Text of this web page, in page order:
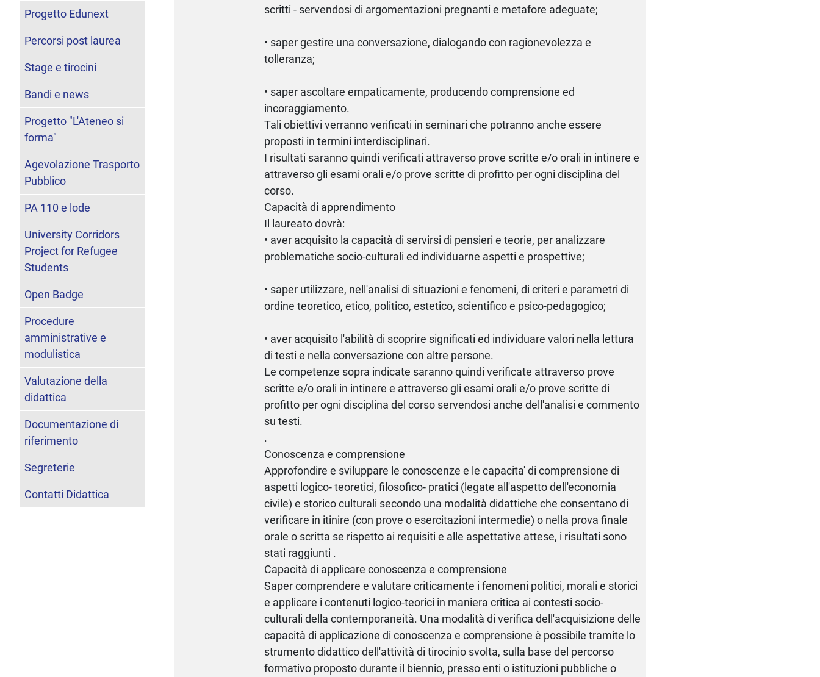
scritti - servendosi di argomentazioni pregnanti e metafore adeguate;
• saper gestire una conversazione, dialogando con ragionevolezza e
tolleranza;
• saper ascoltare empaticamente, producendo comprensione ed
incoraggiamento.
Tali obiettivi verranno verificati in seminari che potranno anche essere
proposti in termini interdisciplinari.
I risultati saranno quindi verificati attraverso prove scritte e/o orali in intinere e
attraverso gli esami orali e/o prove scritte di profitto per ogni disciplina del
corso.
Capacità di apprendimento
Il laureato dovrà:
• aver acquisito la capacità di servirsi di pensieri e teorie, per analizzare
problematiche socio-culturali ed individuarne aspetti e prospettive;
• saper utilizzare, nell'analisi di situazioni e fenomeni, di criteri e parametri di
ordine teoretico, etico, politico, estetico, scientifico e psico-pedagogico;
• aver acquisito l'abilità di scoprire significati ed individuare valori nella lettura
di testi e nella conversazione con altre persone.
Le competenze sopra indicate saranno quindi verificate attraverso prove
scritte e/o orali in intinere e attraverso gli esami orali e/o prove scritte di
profitto per ogni disciplina del corso servendosi anche dell'analisi e commento
su testi.
.
Conoscenza e comprensione
Approfondire e sviluppare le conoscenze e le capacita' di comprensione di
aspetti logico- teoretici, filosofico- pratici (legate all'aspetto dell'economia
civile) e storico culturali secondo una modalità didattiche che consentano di
verificare in itinire (con prove o esercitazioni intermedie) o nella prova finale
orale o scritta se rispetto ai requisiti e alle aspettative attese, i risultati sono
stati raggiunti .
Capacità di applicare conoscenza e comprensione
Saper comprendere e valutare criticamente i fenomeni politici, morali e storici
e applicare i contenuti logico-teorici in maniera critica ai contesti socio-
culturali della contemporaneità. Una modalità di verifica dell'acquisizione delle
capacità di applicazione di conoscenza e comprensione è possibile tramite lo
strumento didattico dell'attività di tirocinio svolta, sulla base del percorso
formativo proposto durante il biennio, presso enti o istituzioni pubbliche o
Progetto Edunext
Percorsi post laurea
Stage e tirocini
Bandi e news
Progetto "L'Ateneo si
forma"
Agevolazione Trasporto
Pubblico
PA 110 e lode
University Corridors
Project for Refugee
Students
Open Badge
Procedure
amministrative e
modulistica
Valutazione della
didattica
Documentazione di
riferimento
Segreterie
Contatti Didattica